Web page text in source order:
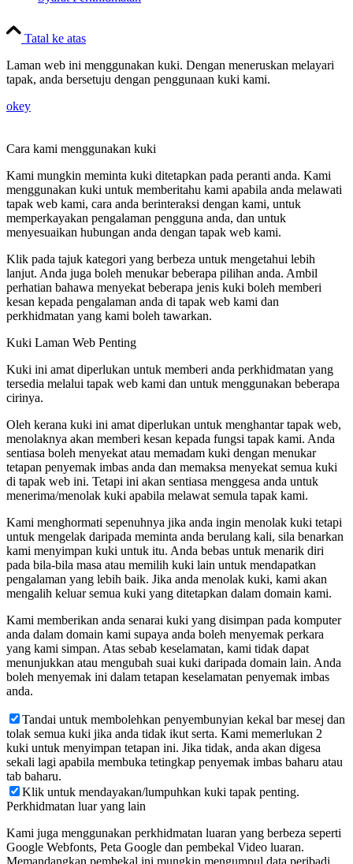
Tatal ke atas
Laman web ini menggunakan kuki. Dengan meneruskan melayari
tapak, anda bersetuju dengan penggunaan kuki kami.
okey
Cara kami menggunakan kuki
Kami mungkin meminta kuki ditetapkan pada peranti anda. Kami
menggunakan kuki untuk memberitahu kami apabila anda melawati
tapak web kami, cara anda berinteraksi dengan kami, untuk
memperkayakan pengalaman pengguna anda, dan untuk
menyesuaikan hubungan anda dengan tapak web kami.
Klik pada tajuk kategori yang berbeza untuk mengetahui lebih
lanjut. Anda juga boleh menukar beberapa pilihan anda. Ambil
perhatian bahawa menyekat beberapa jenis kuki boleh memberi
kesan kepada pengalaman anda di tapak web kami dan
perkhidmatan yang kami boleh tawarkan.
Kuki Laman Web Penting
Kuki ini amat diperlukan untuk memberi anda perkhidmatan yang
tersedia melalui tapak web kami dan untuk menggunakan beberapa
cirinya.
Oleh kerana kuki ini amat diperlukan untuk menghantar tapak web,
menolaknya akan memberi kesan kepada fungsi tapak kami. Anda
sentiasa boleh menyekat atau memadam kuki dengan menukar
tetapan penyemak imbas anda dan memaksa menyekat semua kuki
di tapak web ini. Tetapi ini akan sentiasa menggesa anda untuk
menerima/menolak kuki apabila melawat semula tapak kami.
Kami menghormati sepenuhnya jika anda ingin menolak kuki tetapi
untuk mengelak daripada meminta anda berulang kali, sila benarkan
kami menyimpan kuki untuk itu. Anda bebas untuk menarik diri
pada bila-bila masa atau memilih kuki lain untuk mendapatkan
pengalaman yang lebih baik. Jika anda menolak kuki, kami akan
mengalih keluar semua kuki yang ditetapkan dalam domain kami.
Kami memberikan anda senarai kuki yang disimpan pada komputer
anda dalam domain kami supaya anda boleh menyemak perkara
yang kami simpan. Atas sebab keselamatan, kami tidak dapat
menunjukkan atau mengubah suai kuki daripada domain lain. Anda
boleh menyemak ini dalam tetapan keselamatan penyemak imbas
anda.
Tandai untuk membolehkan penyembunyian kekal bar mesej dan
tolak semua kuki jika anda tidak ikut serta. Kami memerlukan 2
kuki untuk menyimpan tetapan ini. Jika tidak, anda akan digesa
sekali lagi apabila membuka tetingkap penyemak imbas baharu atau
tab baharu.
Klik untuk mendayakan/lumpuhkan kuki tapak penting.
Perkhidmatan luar yang lain
Kami juga menggunakan perkhidmatan luaran yang berbeza seperti
Google Webfonts, Peta Google dan pembekal Video luaran.
Memandangkan pembekal ini mungkin mengumpul data peribadi